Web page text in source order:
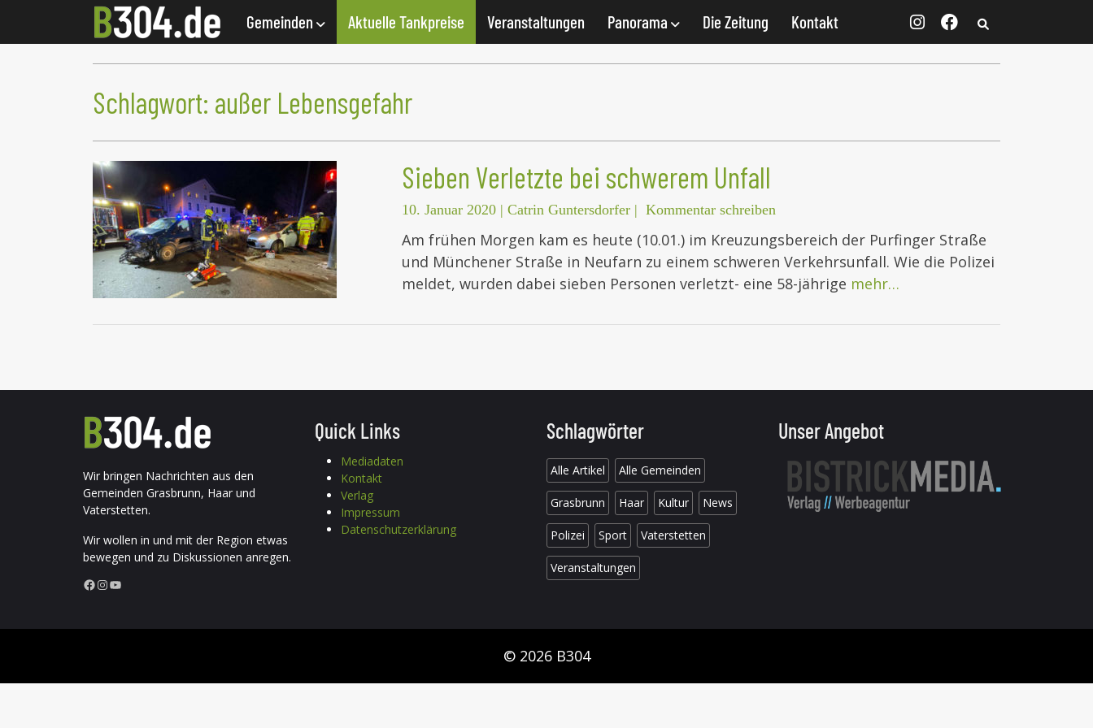
Gemeinden Aktuelle Tankpreise Veranstaltungen Panorama Die Zeitung Kontakt
Schlagwort: außer Lebensgefahr
Sieben Verletzte bei schwerem Unfall
10. Januar 2020 | Catrin Guntersdorfer | Kommentar schreiben
Am frühen Morgen kam es heute (10.01.) im Kreuzungsbereich der Purfinger Straße
und Münchener Straße in Neufarn zu einem schweren Verkehrsunfall. Wie die Polizei
meldet, wurden dabei sieben Personen verletzt- eine 58-jährige mehr…
Wir bringen Nachrichten aus den
Gemeinden Grasbrunn, Haar und
Vaterstetten.
Wir wollen in und mit der Region etwas
bewegen und zu Diskussionen anregen.
Facebook InstagramYouTube
Quick Links
Mediadaten
Kontakt
Verlag
Impressum
Datenschutzerklärung
Schlagwörter
Alle Artikel Alle Gemeinden
Grasbrunn Haar Kultur News
Polizei Sport Vaterstetten
Veranstaltungen
Unser Angebot
© 2026 B304